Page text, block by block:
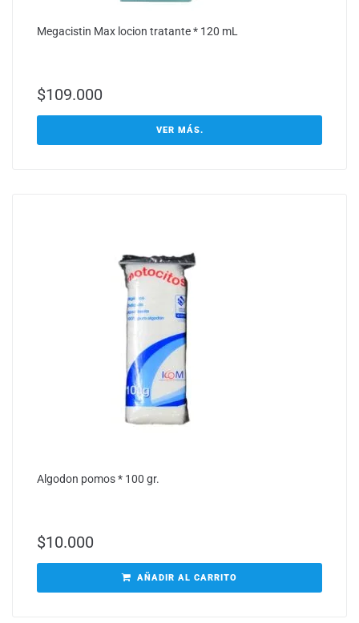
Megacistin Max locion tratante * 120 mL
$109.000
VER MÁS.
Algodon pomos * 100 gr.
$10.000
AÑADIR AL CARRITO